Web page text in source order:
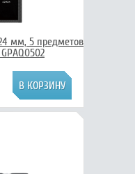
мм, 5 предметов